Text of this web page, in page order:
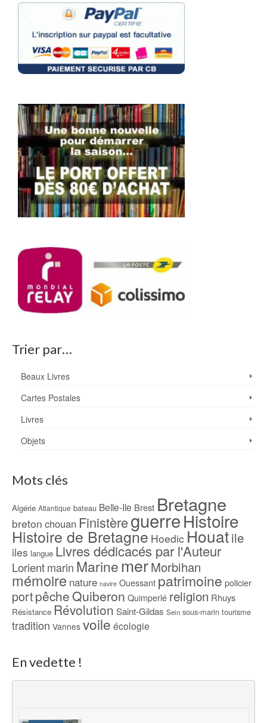
Trier par…
Beaux Livres
Cartes Postales
Livres
Objets
Mots clés
Algérie Atlantique bateau Belle-Ile Brest Bretagne
breton chouan FinistèreguerreHistoire
Histoire de Bretagne Hoedic Houatile
iles langue Livres dédicacés par l'Auteur
Lorientmarin Marine merMorbihan
mémoire nature navire Ouessant patrimoine policier
portpêcheQuiberon Quimperlé religion Rhuys
Résistance Révolution Saint-Gildas Sein sous-marin tourisme
tradition Vannes voile écologie
En vedette !